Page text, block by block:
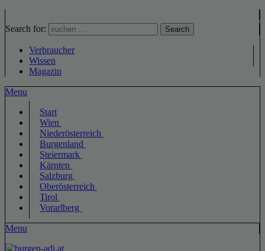
Search for: Search
Verbraucher
Wissen
Magazin
Menu
Start
Wien
Niederösterreich
Burgenland
Steiermark
Kärnten
Salzburg
Oberösterreich
Tirol
Vorarlberg
Menu